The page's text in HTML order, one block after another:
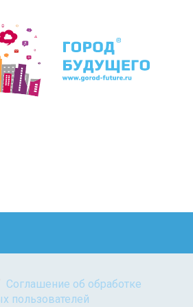
Соглашение об обработке
пользователей